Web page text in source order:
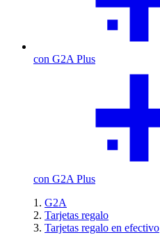
con G2A Plus
con G2A Plus
G2A
Tarjetas regalo
Tarjetas regalo en efectivo